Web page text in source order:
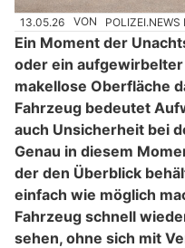
13.05.26 VON POLIZEI.NEWS
Ein Moment der
oder ein aufgewirbelter
makellose Oberfläche
Fahrzeug bedeutet
auch Unsicherheit bei
Genau in diesem
der den Überblick
einfach wie möglich
Fahrzeug schnell
sehen, ohne sich mit